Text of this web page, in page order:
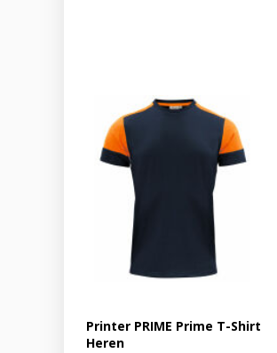
Printer PRIME Prime T-Shirt
Heren